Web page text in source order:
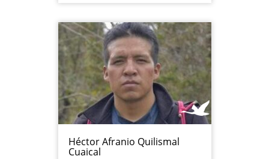
Héctor Afranio Quilismal
Cuaical